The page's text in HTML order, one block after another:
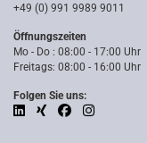
+49 (0) 991 9989 9011
Öffnungszeiten
Mo - Do : 08:00 - 17:00 Uhr
Freitags: 08:00 - 16:00 Uhr
Folgen Sie uns: